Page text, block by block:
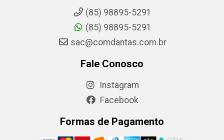
(85) 98895-5291
(85) 98895-5291
sac@comdantas.com.br
Fale Conosco
Instagram
Facebook
Formas de Pagamento